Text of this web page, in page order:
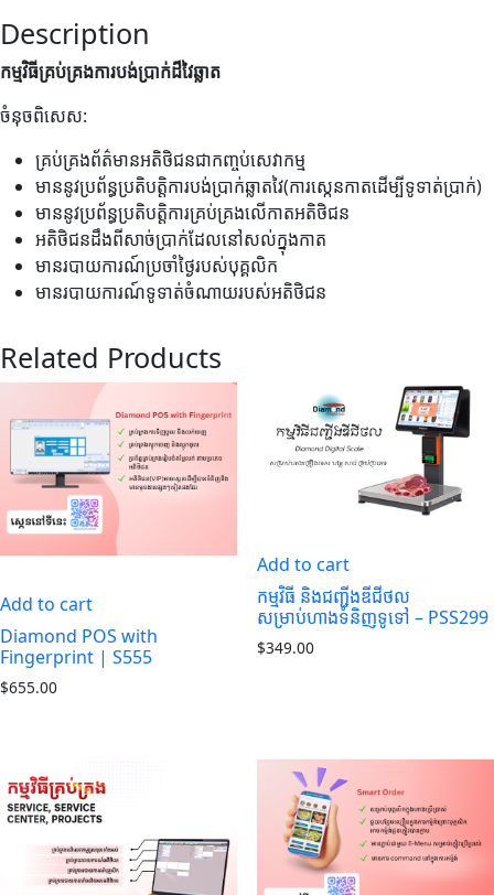
S330
quantity
Description
កម្មវិធីគ្រប់គ្រងការបង់ប្រាក់ដ៏វៃឆ្លាត
ចំនុចពិសេស:
គ្រប់គ្រងព័ត៌មានអតិថិជនជាកញ្ចប់សេវាកម្ម
មាននូវប្រព័ន្ធប្រតិបត្តិការបង់ប្រាក់ឆ្លាតវៃ(ការស្កេនកាតដើម្បីទូទាត់ប្រាក់)
មាននូវប្រព័ន្ធប្រតិបត្តិការគ្រប់គ្រងលើកាតអតិថិជន
អតិថិជនដឹងពីសាច់ប្រាក់ដែលនៅសល់ក្នុងកាត
មានរបាយការណ៍ប្រចាំថ្ងៃរបស់បុគ្គលិក
មានរបាយការណ៍ទូទាត់ចំណាយរបស់អតិថិជន
Related Products
Add to cart
Diamond POS with
Fingerprint​ | S555
$655.00
Add to cart
កម្មវិធី និង​ជញ្ជីងឌីជីថល
សម្រាប់ហាងទំនិញទូទៅ – PSS299
$349.00